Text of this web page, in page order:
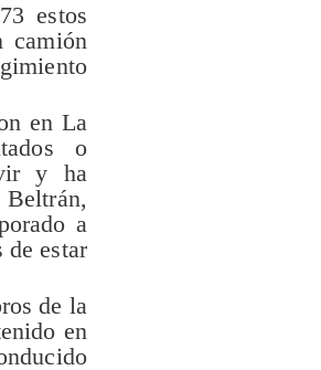
estos
camión
en La
o
y ha
a
estar
de la
en